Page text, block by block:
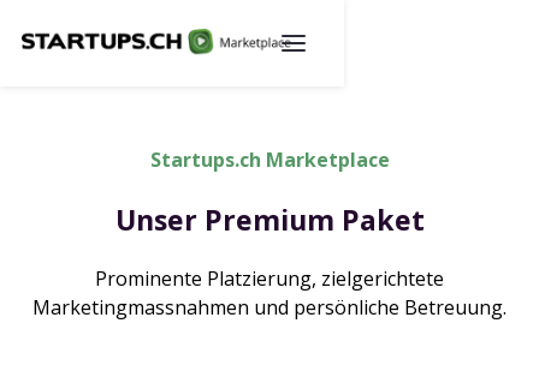
Startups.ch Marketplace
Unser Premium Paket
Prominente Platzierung, zielgerichtete
Marketingmassnahmen und persönliche Betreuung.